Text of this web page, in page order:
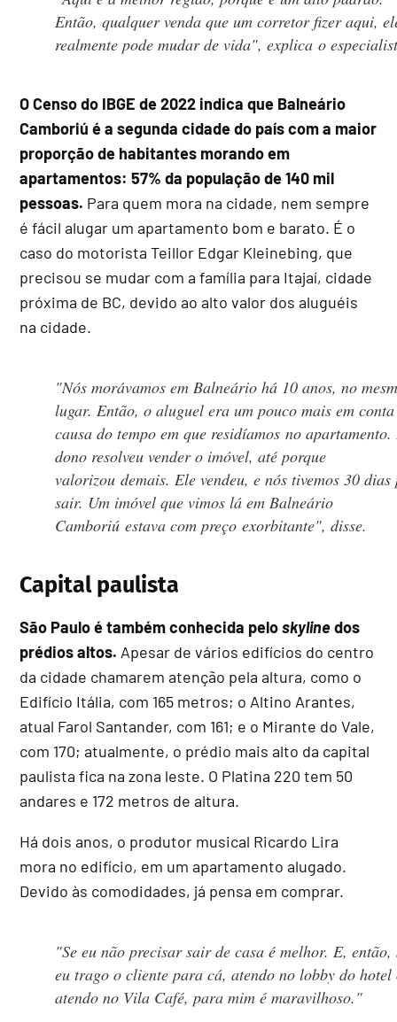
Então, qualquer venda que um corretor fizer aqui,
realmente pode mudar de vida", explica o
O Censo do IBGE de 2022 indica que Balneário
Camboriú é a segunda cidade do país com a maior
proporção de habitantes morando em
apartamentos: 57% da população de 140 mil
pessoas. Para quem mora na cidade, nem sempre
é fácil alugar um apartamento bom e barato. É o
caso do motorista Teillor Edgar Kleinebing, que
precisou se mudar com a família para Itajaí, cidade
próxima de BC, devido ao alto valor dos aluguéis
na cidade.
"Nós morávamos em Balneário há 10 anos, no
lugar. Então, o aluguel era um pouco mais em
causa do tempo em que residíamos no apartamento.
dono resolveu vender o imóvel, até porque
valorizou demais. Ele vendeu, e nós tivemos 30 dias
sair. Um imóvel que vimos lá em Balneário
Camboriú estava com preço exorbitante", disse.
Capital paulista
São Paulo é também conhecida peloskylinedos
prédios altos. Apesar de vários edifícios do centro
da cidade chamarem atenção pela altura, como o
Edifício Itália, com 165 metros; o Altino Arantes,
atual Farol Santander, com 161; e o Mirante do Vale,
com 170; atualmente, o prédio mais alto da capital
paulista fica na zona leste. O Platina 220 tem 50
andares e 172 metros de altura.
Há dois anos, o produtor musical Ricardo Lira
mora no edifício, em um apartamento alugado.
Devido às comodidades, já pensa em comprar.
"Se eu não precisar sair de casa é melhor. E, então,
eu trago o cliente para cá, atendo no lobby do hotel
atendo no Vila Café, para mim é maravilhoso."